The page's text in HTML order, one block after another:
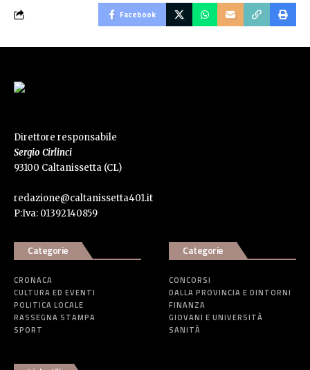
Facebook
Direttore responsabile
Sergio Cirlinci
93100 Caltanissetta (CL)
redazione@caltanissetta401.it
P:Iva: 01392140859
Categorie
CRONACA
CULTURA ED EVENTI
POLITICA LOCALE
RASSEGNA STAMPA
SPORT
Categorie
CONCORSI
DALLA PROVINCIA E DINTORNI
FINANZA
GIOVANI E UNIVERSITÀ
SANITÀ